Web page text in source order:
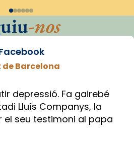
-nos
Barcelona
depressió. Fa gairebé
Lluís Companys, la
el seu testimoni al papa